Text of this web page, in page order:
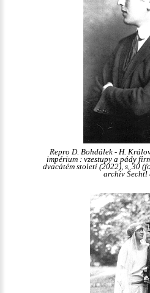
Repro D. Bohdálek - H.
impérium : vzestupy a pády
dvacátém století (2022), s. 30
archiv Šechtl